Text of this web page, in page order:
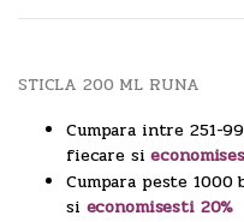
STICLA 200 ML RUNA
Cumpara intre 251-
fiecare si
Cumpara peste 1000
si economisesti 20%